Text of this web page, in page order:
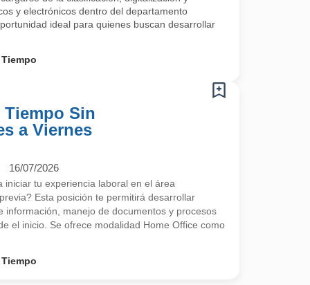
y electrónicos dentro del departamento
ideal para quienes buscan desarrollar
Sin
a Viernes
16/07/2026
iniciar tu experiencia laboral en el área
Esta posición te permitirá desarrollar
información, manejo de documentos y procesos
el inicio. Se ofrece modalidad Home Office como